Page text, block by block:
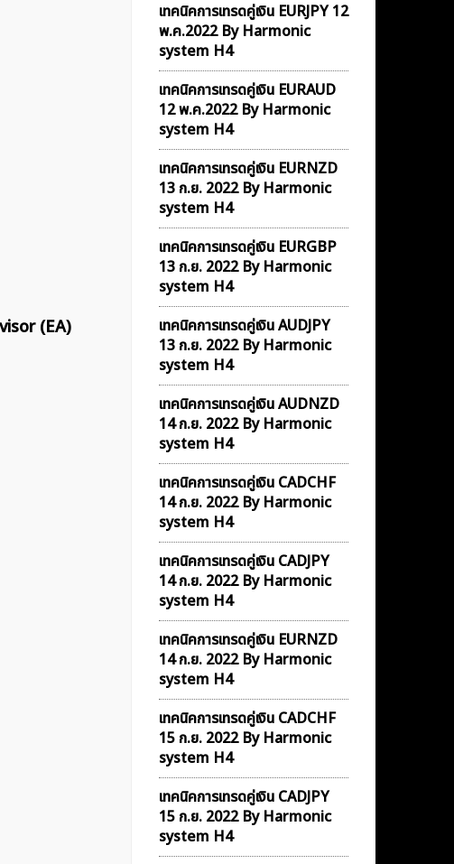
(EA)
เทคนิคการเทรดคู่เงิน EURJPY 12
พ.ค.2022 By Harmonic
system H4
เทคนิคการเทรดคู่เงิน EURAUD
12 พ.ค.2022 By Harmonic
system H4
เทคนิคการเทรดคู่เงิน EURNZD
13 ก.ย. 2022 By Harmonic
system H4
เทคนิคการเทรดคู่เงิน EURGBP
13 ก.ย. 2022 By Harmonic
system H4
เทคนิคการเทรดคู่เงิน AUDJPY
13 ก.ย. 2022 By Harmonic
system H4
เทคนิคการเทรดคู่เงิน AUDNZD
14 ก.ย. 2022 By Harmonic
system H4
เทคนิคการเทรดคู่เงิน CADCHF
14 ก.ย. 2022 By Harmonic
system H4
เทคนิคการเทรดคู่เงิน CADJPY
14 ก.ย. 2022 By Harmonic
system H4
เทคนิคการเทรดคู่เงิน EURNZD
14 ก.ย. 2022 By Harmonic
system H4
เทคนิคการเทรดคู่เงิน CADCHF
15 ก.ย. 2022 By Harmonic
system H4
เทคนิคการเทรดคู่เงิน CADJPY
15 ก.ย. 2022 By Harmonic
system H4